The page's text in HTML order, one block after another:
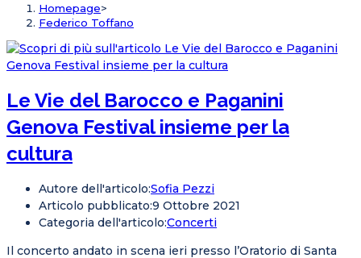
Homepage>
Federico Toffano
Le Vie del Barocco e Paganini
Genova Festival insieme per la
cultura
Autore dell'articolo:Sofia Pezzi
Articolo pubblicato:9 Ottobre 2021
Categoria dell'articolo:Concerti
Il concerto andato in scena ieri presso l’Oratorio di Santa